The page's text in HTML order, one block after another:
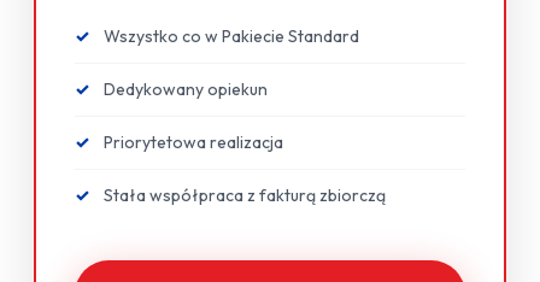
Wszystko co w Pakiecie Standard
Dedykowany opiekun
Priorytetowa realizacja
Stała współpraca z fakturą zbiorczą